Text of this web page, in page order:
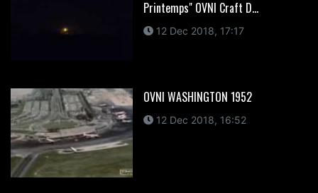
Printemps" OVNI Craft D...
12 Dec 2018, 17:17
OVNI WASHINGTON 1952
12 Dec 2018, 16:52